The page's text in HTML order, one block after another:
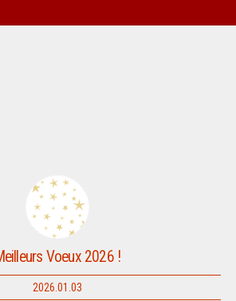
Voeux 2026 !
2026.01.03